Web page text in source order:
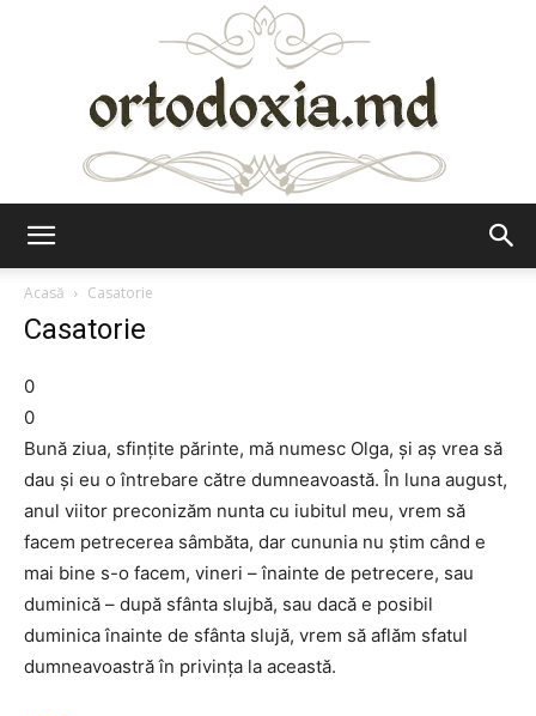
Acasă
Casatorie
Casatorie
0
0
Bună ziua, sfințite părinte, mă numesc Olga, şi aş vrea să
dau şi eu o întrebare către dumneavoastă. În luna august,
anul viitor preconizăm nunta cu iubitul meu, vrem să
facem petrecerea sâmbăta, dar cununia nu ştim când e
mai bine s-o facem, vineri – înainte de petrecere, sau
duminică – după sfânta slujbă, sau dacă e posibil
duminica înainte de sfânta slujă, vrem să aflăm sfatul
dumneavoastră în privinţa la această.